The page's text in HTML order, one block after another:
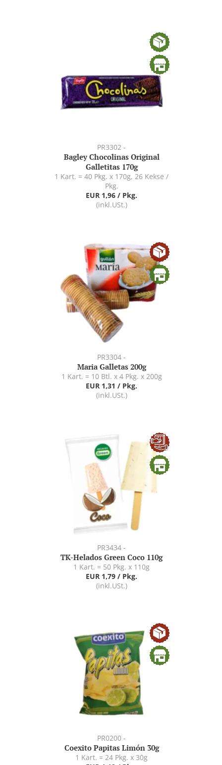
PR3302 -
Bagley Chocolinas Original
Galletitas 170g
1 Kart. = 40 Pkg. x 170g, 26 Kekse /
Pkg.
EUR 1,96 / Pkg.
(inkl.USt.)
PR3304 -
Maria Galletas 200g
1 Kart. = 10 Btl. x 4 Pkg. x 200g
EUR 1,31 / Pkg.
(inkl.USt.)
PR3434 -
TK-Helados Green Coco 110g
1 Kart. = 50 Pkg. x 110g
EUR 1,79 / Pkg.
(inkl.USt.)
PR0200 -
Coexito Papitas Limón 30g
1 Kart. = 24 Pkg. x 30g